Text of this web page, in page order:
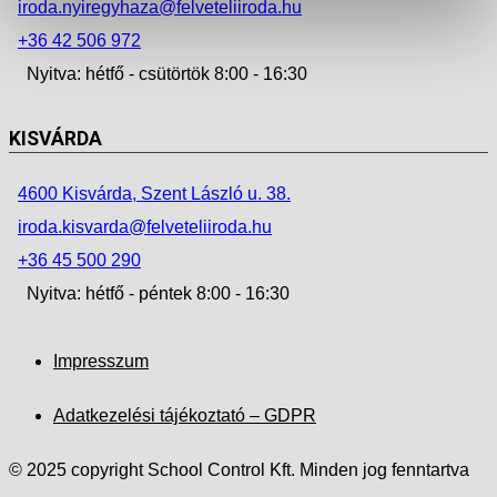
iroda.nyiregyhaza@felveteliiroda.hu
+36 42 506 972
Nyitva: hétfő - csütörtök 8:00 - 16:30
KISVÁRDA
4600 Kisvárda, Szent László u. 38.
iroda.kisvarda@felveteliiroda.hu
+36 45 500 290
Nyitva: hétfő - péntek 8:00 - 16:30
Impresszum
Adatkezelési tájékoztató – GDPR
© 2025 copyright School Control Kft. Minden jog fenntartva